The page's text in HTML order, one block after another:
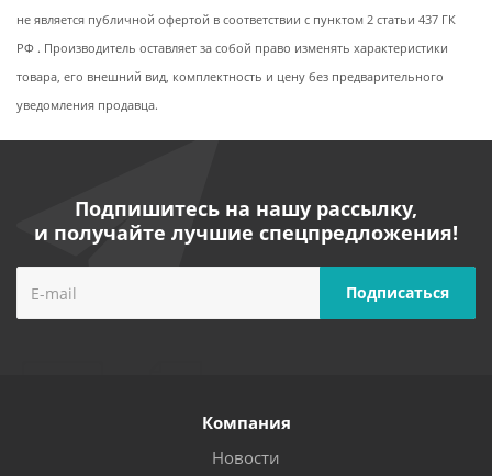
не является публичной офертой в соответствии с пунктом 2 статьи 437 ГК
РФ . Производитель оставляет за собой право изменять характеристики
товара, его внешний вид, комплектность и цену без предварительного
уведомления продавца.
Подпишитесь на нашу рассылку,
и получайте лучшие спецпредложения!
Компания
Новости